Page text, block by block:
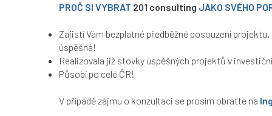
PROČ SI VYBRAT 201 consulting JAKO SVÉHO
Zajistí Vám bezplatné předběžné posouzení
úspěšná!
Realizovala již stovky úspěšných projektů v
Působí po celé ČR!
V případě zájmu o konzultaci se prosím obraťte na